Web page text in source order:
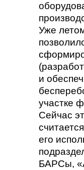
Уже
и
участке
Сейчас
его
БАРСы,